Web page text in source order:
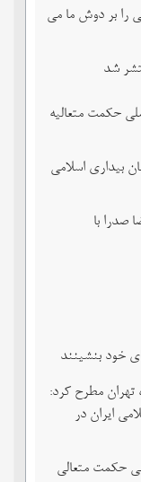
را بر دوش ما می
شد
حکمت متعالیه
بیداری اسلامی
صدرا با
خود بنشینند
تهران مطرح کرد:
ایران در
حکمت متعالی